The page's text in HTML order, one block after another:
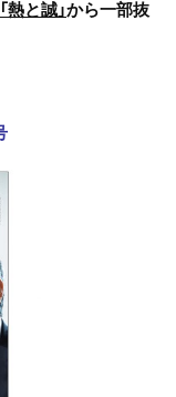
「熱と誠」から一部抜